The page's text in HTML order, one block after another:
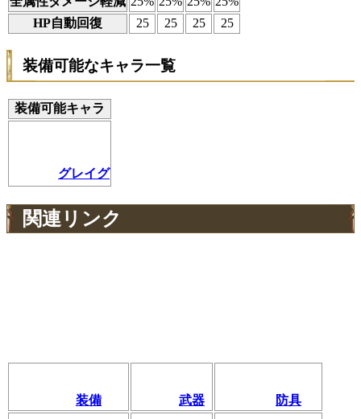
HP自動回復
25 25 25 25
装備可能なキャラ一覧
装備可能キャラ
グレイグ
関連リンク
装備 武器 防具